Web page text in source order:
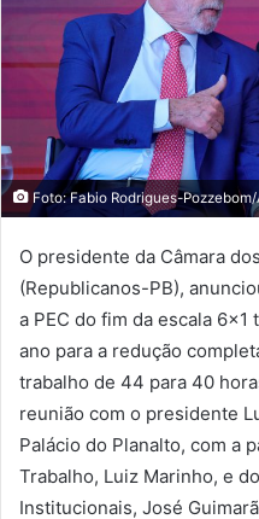
Foto: Fabio Rodrigues-
O presidente da Câmara
(Republicanos-PB),
a PEC do fim da escala
ano para a redução
trabalho de 44 para 40
reunião com o presidente
Palácio do Planalto, com a
Trabalho, Luiz Marinho, e
Institucionais, José